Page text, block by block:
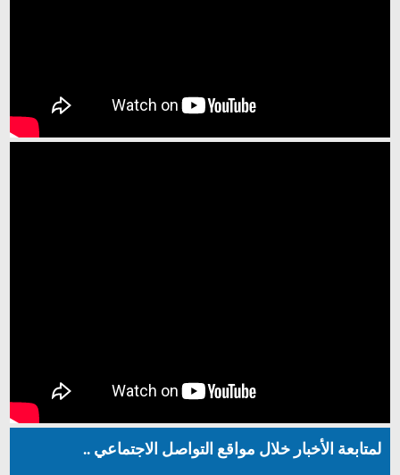
لمتابعة الأخبار خلال مواقع التواصل الاجتماعي ..